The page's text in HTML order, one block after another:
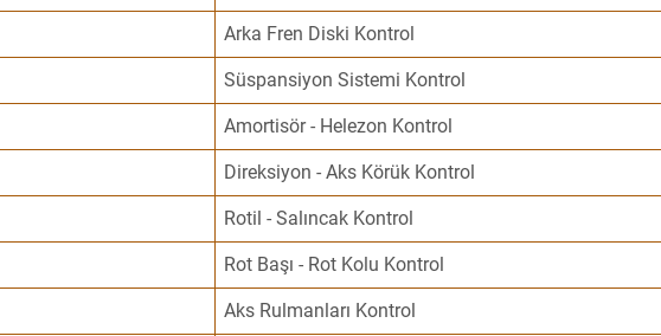
Arka Fren Diski Kontrol
Süspansiyon Sistemi Kontrol
Amortisör - Helezon Kontrol
Direksiyon - Aks Körük Kontrol
Rotil - Salıncak Kontrol
Rot Başı - Rot Kolu Kontrol
Aks Rulmanları Kontrol